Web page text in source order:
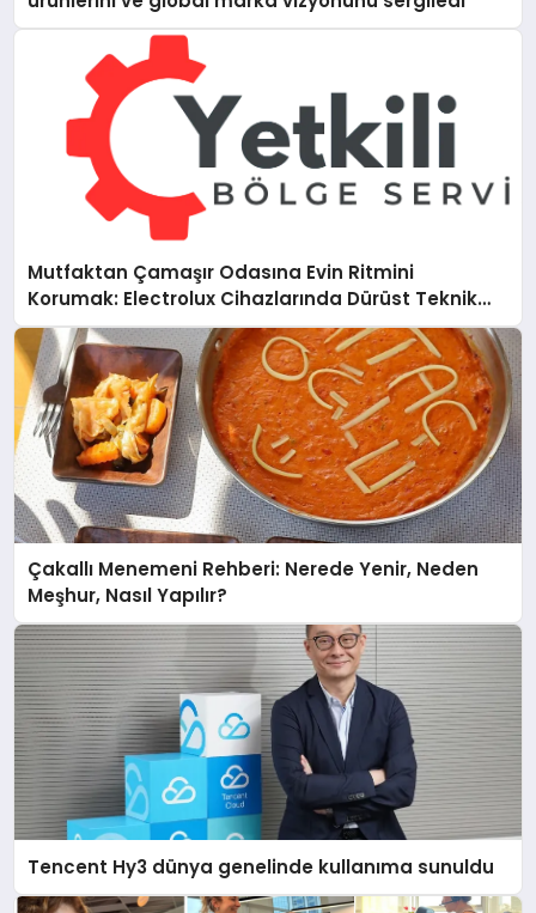
Mutfaktan Çamaşır Odasına Evin Ritmini
Korumak: Electrolux Cihazlarında Dürüst Teknik
Destek Deneyimi
Çakallı Menemeni Rehberi: Nerede Yenir, Neden
Meşhur, Nasıl Yapılır?
Tencent Hy3 dünya genelinde kullanıma sunuldu